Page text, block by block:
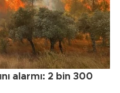
alarmı: 2 bin 300